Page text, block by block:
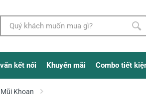
kết nối Khuyến mãi Combo tiết
Mũi Khoan